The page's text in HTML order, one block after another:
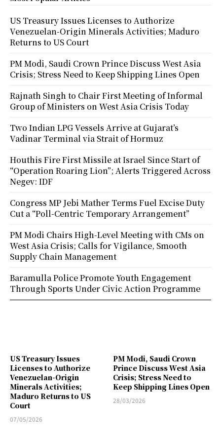
US Treasury Issues
Licenses to Authorize
Venezuelan-Origin
Minerals Activities;
Maduro Returns to US
Court
07/05/2026
PM Modi, Saudi Crown
Prince Discuss West Asia
Crisis; Stress Need to
Keep Shipping Lines Open
28/03/2026
US Treasury Issues Licenses to Authorize
Venezuelan-Origin Minerals Activities; Maduro
Returns to US Court
PM Modi, Saudi Crown Prince Discuss West Asia
Crisis; Stress Need to Keep Shipping Lines Open
Rajnath Singh to Chair First Meeting of Informal
Group of Ministers on West Asia Crisis Today
Two Indian LPG Vessels Arrive at Gujarat’s
Vadinar Terminal via Strait of Hormuz
Houthis Fire First Missile at Israel Since Start of
“Operation Roaring Lion”; Alerts Triggered Across
Negev: IDF
Congress MP Jebi Mather Terms Fuel Excise Duty
Cut a “Poll-Centric Temporary Arrangement”
PM Modi Chairs High-Level Meeting with CMs on
West Asia Crisis; Calls for Vigilance, Smooth
Supply Chain Management
Baramulla Police Promote Youth Engagement
Through Sports Under Civic Action Programme